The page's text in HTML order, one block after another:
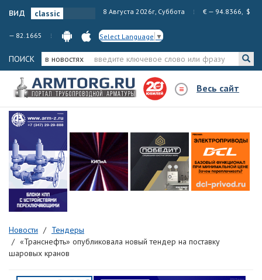
вид 8 Августа 2026г, Суббота € — 94.8366, $
— 82.1665 Select Language ▼
ПОИСК в новостях
Весь сайт
Новости
Тендеры
«Транснефть» опубликовала новый тендер на поставку
шаровых кранов